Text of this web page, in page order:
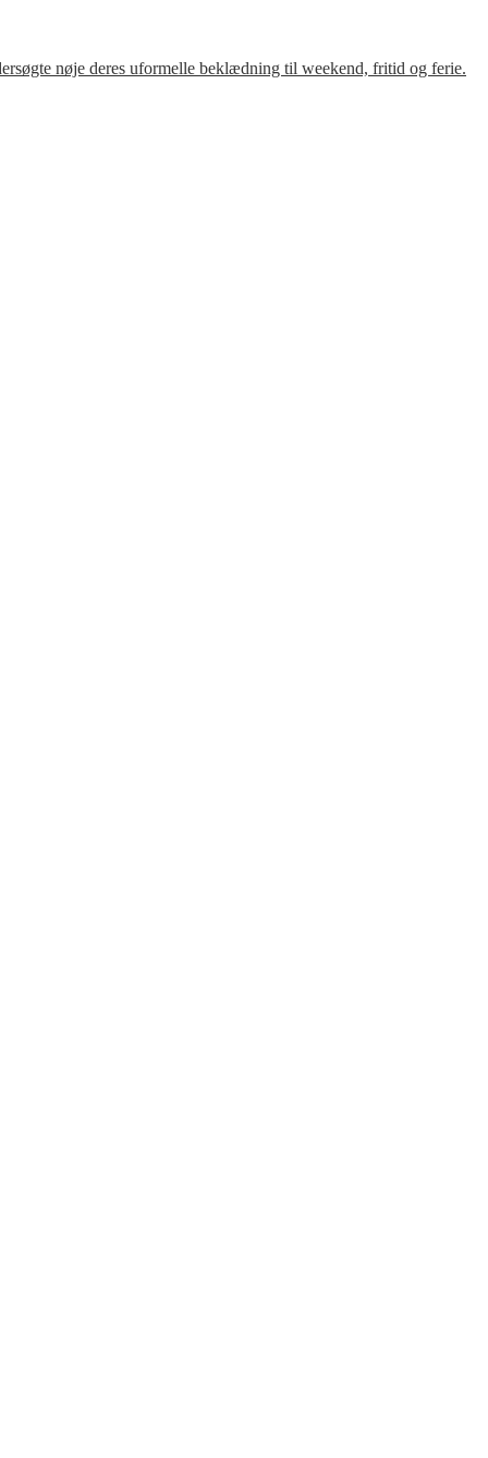
nøje deres uformelle beklædning til weekend, fritid og ferie.